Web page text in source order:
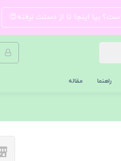
بیا اینجا تا از دستت نرفته😍
راهنما مقاله